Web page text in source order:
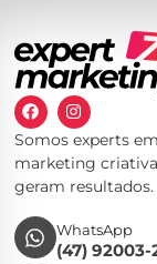
Somos experts
marketing
geram resultados.
WhatsApp
(47) 92003-